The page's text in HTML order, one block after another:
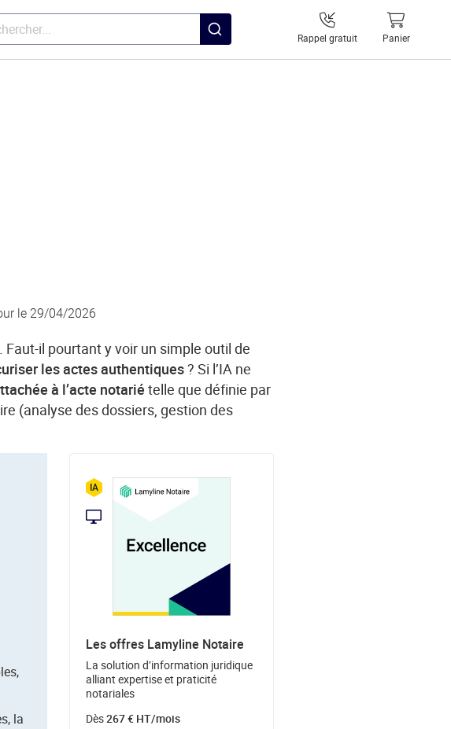
Rappel gratuit Panier
le 29/04/2026
il pourtant y voir un simple outil de
les actes authentiques? Si l’IA ne
à l’acte notarié telle que définie par
(analyse des dossiers,gestion des
la
Les offres Lamyline Notaire
La solution d’information juridique
alliant expertise et praticité
notariales
Dès267 € HT/mois